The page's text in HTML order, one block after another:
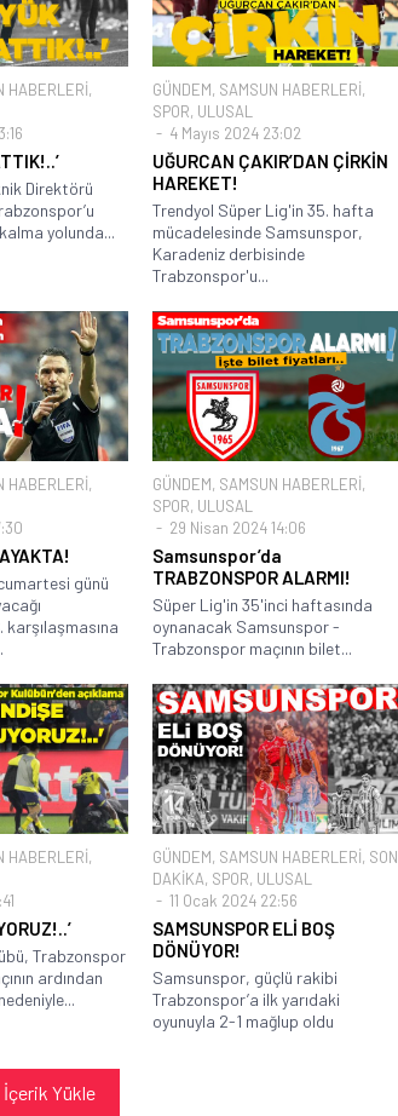
HABERLERİ,
Direktörü
yolunda...
GÜNDEM, SAMSUN HABERLERİ,
SPOR, ULUSAL
4 Mayıs 2024 23:02
UĞURCAN ÇAKIR’DAN ÇİRKİN
HAREKET!
Trendyol Süper Lig'in 35. hafta
mücadelesinde Samsunspor,
Karadeniz derbisinde
Trabzonspor'u...
HABERLERİ,
günü
GÜNDEM, SAMSUN HABERLERİ,
SPOR, ULUSAL
29 Nisan 2024 14:06
Samsunspor’da
TRABZONSPOR ALARMI!
Süper Lig'in 35'inci haftasında
oynanacak Samsunspor -
Trabzonspor maçının bilet...
HABERLERİ,
Trabzonspor
ardından
GÜNDEM, SAMSUN HABERLERİ, SON
DAKİKA, SPOR, ULUSAL
11 Ocak 2024 22:56
SAMSUNSPOR ELİ BOŞ
DÖNÜYOR!
Samsunspor, güçlü rakibi
Trabzonspor’a ilk yarıdaki
oyunuyla 2-1 mağlup oldu
İçerik Yükle